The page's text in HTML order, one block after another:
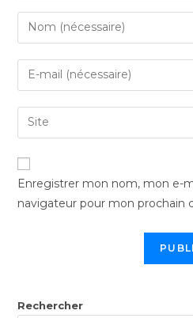
Enregistrer mon nom, mon e-
navigateur pour mon prochain
Rechercher